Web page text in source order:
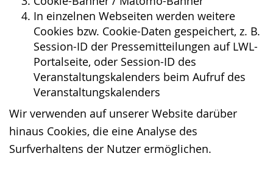
In einzelnen Webseiten werden weitere
Cookies bzw. Cookie-Daten gespeichert, z. B.
Session-ID der Pressemitteilungen auf LWL-
Portalseite, oder Session-ID des
Veranstaltungskalenders beim Aufruf des
Veranstaltungskalenders
Wir verwenden auf unserer Website darüber
hinaus Cookies, die eine Analyse des
Surfverhaltens der Nutzer ermöglichen.